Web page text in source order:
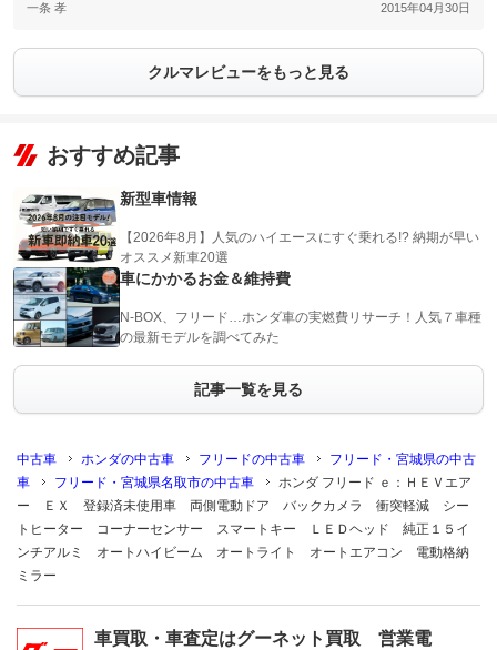
一条 孝 2015年04月30日
クルマレビューをもっと見る
おすすめ記事
新型車情報
【2026年8月】人気のハイエースにすぐ乗れる!? 納期が早い
オススメ新車20選
車にかかるお金＆維持費
N-BOX、フリード…ホンダ車の実燃費リサーチ！人気７車種
の最新モデルを調べてみた
記事一覧を見る
中古車 ホンダの中古車 フリードの中古車
フリード・宮城県の中古
車
フリード・宮城県名取市の中古車
ホンダ フリード ｅ：ＨＥＶエア
ー ＥＸ 登録済未使用車 両側電動ドア バックカメラ 衝突軽減 シー
トヒーター コーナーセンサー スマートキー ＬＥＤヘッド 純正１５イ
ンチアルミ オートハイビーム オートライト オートエアコン 電動格納
ミラー
車買取・車査定はグーネット買取 営業電